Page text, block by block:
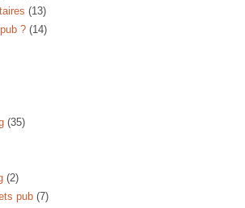
(13)
? (14)
(35)
(2)
pub (7)